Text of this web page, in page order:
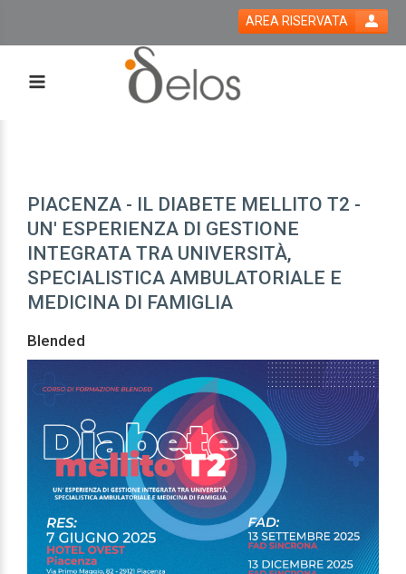
AREA RISERVATA
PIACENZA - IL DIABETE MELLITO T2 -
UN' ESPERIENZA DI GESTIONE
INTEGRATA TRA UNIVERSITÀ,
SPECIALISTICA AMBULATORIALE E
MEDICINA DI FAMIGLIA
Blended